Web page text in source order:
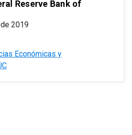
Reserve Bank of
2019
Económicas y